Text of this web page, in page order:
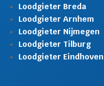
Loodgieter Breda
Loodgieter Arnhem
Loodgieter Nijmegen
Loodgieter Tilburg
Loodgieter Eindhoven